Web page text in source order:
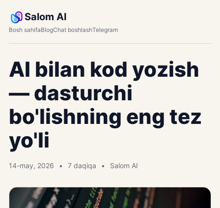
Salom AI
Bosh sahifaBlogChat boshlashTelegram
AI bilan kod yozish
— dasturchi
bo'lishning eng tez
yo'li
14-may, 2026 7 daqiqa Salom AI